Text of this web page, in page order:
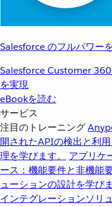
Salesforce のフルパワー
Salesforce Customer
を実現
eBookを読む
サービス
注目のトレーニング
開されたAPIの検出と利
理を学びます。
アプリケ
ース：機能要件と非機能
ューションの設計を学びま
インテグレーションソリ